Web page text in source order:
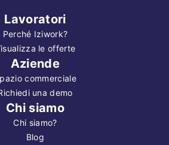
Lavoratori
Perché Iziwork?
le offerte
Aziende
commerciale
una demo
Chi siamo
Chi siamo?
Blog